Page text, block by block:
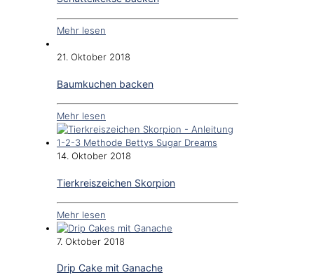
Mehr lesen
21. Oktober 2018
Baumkuchen backen
Mehr lesen
14. Oktober 2018
Tierkreiszeichen Skorpion
Mehr lesen
7. Oktober 2018
Drip Cake mit Ganache